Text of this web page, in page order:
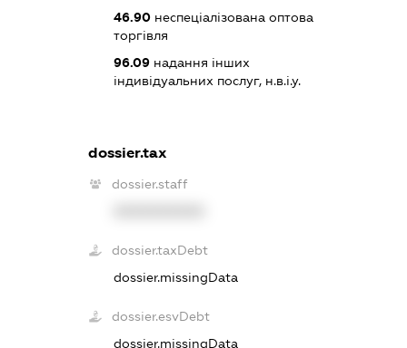
46.90неспеціалізована оптова
торгівля
96.09надання інших
індивідуальних послуг, н.в.і.у.
dossier.tax
dossier.staff
dossier.taxDebt
dossier.missingData
dossier.esvDebt
dossier.missingData